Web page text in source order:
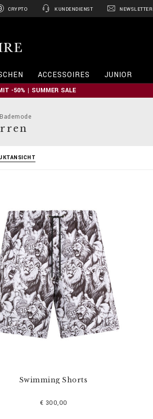
CRYPTO KUNDENDIENST NEWSLETTER
l
o
n
a
e
ACCESSOIRES JUNIOR
-50% | SUMMER SALE
Bademode
Swimming Shorts
€ 300,00